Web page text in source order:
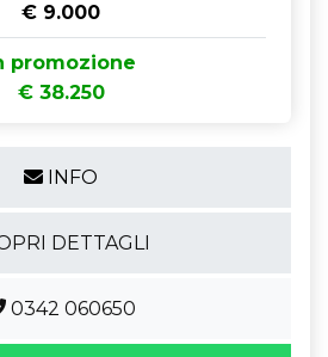
€ 9.000
promozione
€ 38.250
INFO
DETTAGLI
0342 060650